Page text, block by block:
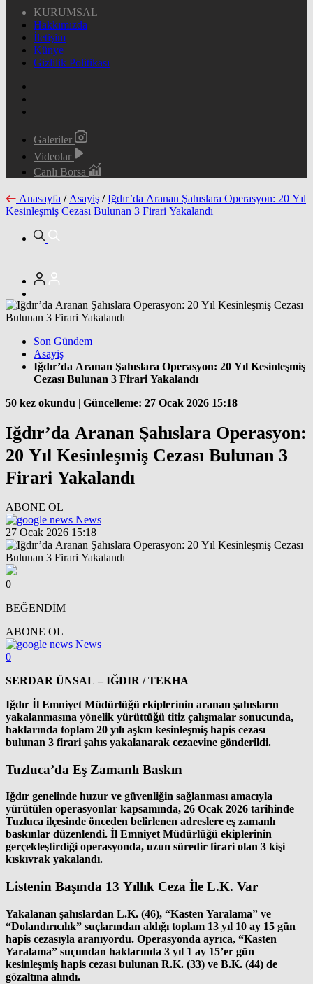
KURUMSAL
Hakkımızda
İletişim
Künye
Gizlilik Politikası
Galeriler
Videolar
Canlı Borsa
Anasayfa / Asayiş / Iğdır’da Aranan Şahıslara Operasyon: 20 Yıl
Kesinleşmiş Cezası Bulunan 3 Firari Yakalandı
Son Gündem
Asayiş
Iğdır’da Aranan Şahıslara Operasyon: 20 Yıl Kesinleşmiş
Cezası Bulunan 3 Firari Yakalandı
50 kez okundu | Güncelleme: 27 Ocak 2026 15:18
Iğdır’da Aranan Şahıslara Operasyon:
20 Yıl Kesinleşmiş Cezası Bulunan 3
Firari Yakalandı
ABONE OL
News
27 Ocak 2026 15:18
0
BEĞENDİM
ABONE OL
News
0
SERDAR ÜNSAL – IĞDIR / TEKHA
Iğdır İl Emniyet Müdürlüğü ekiplerinin aranan şahısların
yakalanmasına yönelik yürüttüğü titiz çalışmalar sonucunda,
haklarında toplam 20 yılı aşkın kesinleşmiş hapis cezası
bulunan 3 firari şahıs yakalanarak cezaevine gönderildi.
Tuzluca’da Eş Zamanlı Baskın
Iğdır genelinde huzur ve güvenliğin sağlanması amacıyla
yürütülen operasyonlar kapsamında, 26 Ocak 2026 tarihinde
Tuzluca ilçesinde önceden belirlenen adreslere eş zamanlı
baskınlar düzenlendi. İl Emniyet Müdürlüğü ekiplerinin
gerçekleştirdiği operasyonda, uzun süredir firari olan 3 kişi
kıskıvrak yakalandı.
Listenin Başında 13 Yıllık Ceza İle L.K. Var
Yakalanan şahıslardan L.K. (46), “Kasten Yaralama” ve
“Dolandırıcılık” suçlarından aldığı toplam 13 yıl 10 ay 15 gün
hapis cezasıyla aranıyordu. Operasyonda ayrıca, “Kasten
Yaralama” suçundan haklarında 3 yıl 1 ay 15’er gün
kesinleşmiş hapis cezası bulunan R.K. (33) ve B.K. (44) de
gözaltına alındı.